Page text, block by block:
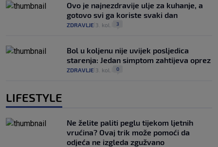
Ovo je najnezdravije ulje za kuhanje, a
gotovo svi ga koriste svaki dan
ZDRAVLJE 3. kol. 3
Bol u koljenu nije uvijek posljedica
starenja: Jedan simptom zahtijeva oprez
ZDRAVLJE 3. kol. 0
LIFESTYLE
Ne želite paliti peglu tijekom ljetnih
vrućina? Ovaj trik može pomoći da
odjeća ne izgleda zgužvano